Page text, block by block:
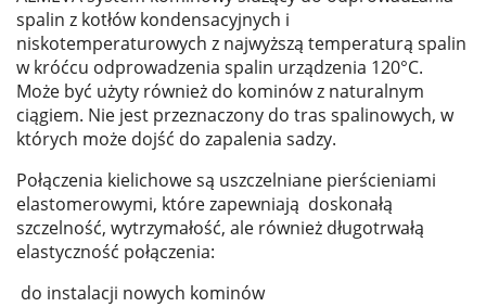
spalin z kotłów kondensacyjnych i
niskotemperaturowych z najwyższą temperaturą spalin
w króćcu odprowadzenia spalin urządzenia 120°C.
Może być użyty również do kominów z naturalnym
ciągiem. Nie jest przeznaczony do tras spalinowych, w
których może dojść do zapalenia sadzy.
Połączenia kielichowe są uszczelniane pierścieniami
elastomerowymi, które zapewniają doskonałą
szczelność, wytrzymałość, ale również długotrwałą
elastyczność połączenia:
do instalacji nowych kominów